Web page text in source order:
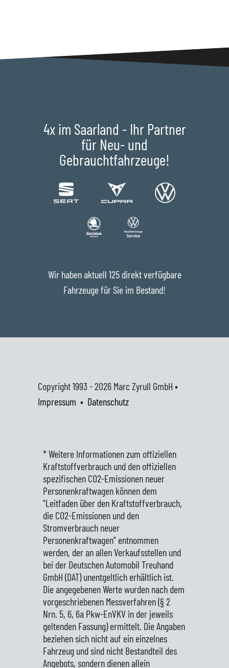
4x im Saarland - Ihr Partner
für Neu- und
Gebrauchtfahrzeuge!
Wir haben aktuell 125 direkt verfügbare
Fahrzeuge für Sie im Bestand!
Copyright 1993 - 2026 Marc Zyrull GmbH •
Impressum • Datenschutz
* Weitere Informationen zum offiziellen
Kraftstoffverbrauch und den offiziellen
spezifischen CO2-Emissionen neuer
Personenkraftwagen können dem
"Leitfaden über den Kraftstoffverbrauch,
die CO2-Emissionen und den
Stromverbrauch neuer
Personenkraftwagen" entnommen
werden, der an allen Verkaufsstellen und
bei der Deutschen Automobil Treuhand
GmbH (DAT) unentgeltlich erhältlich ist.
Die angegebenen Werte wurden nach dem
vorgeschriebenen Messverfahren (§ 2
Nrn. 5, 6, 6a Pkw-EnVKV in der jeweils
geltenden Fassung) ermittelt. Die Angaben
beziehen sich nicht auf ein einzelnes
Fahrzeug und sind nicht Bestandteil des
Angebots, sondern dienen allein